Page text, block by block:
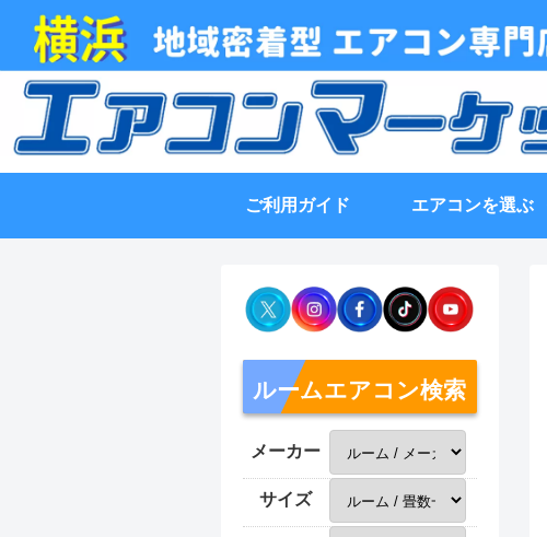
ご利用ガイド エアコンを選ぶ
ルームエアコン検索
メーカー
サイズ